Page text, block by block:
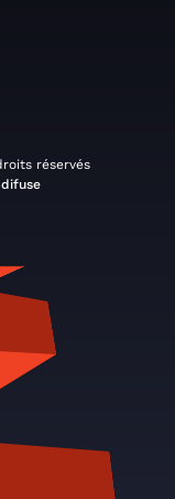
réservés
difuse